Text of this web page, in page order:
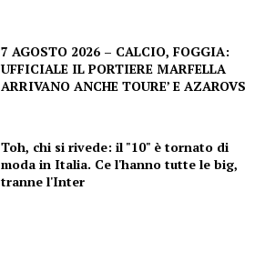
7 AGOSTO 2026 – CALCIO, FOGGIA:
UFFICIALE IL PORTIERE MARFELLA
ARRIVANO ANCHE TOURE’ E AZAROVS
Toh, chi si rivede: il "10" è tornato di
moda in Italia. Ce l'hanno tutte le big,
tranne l'Inter